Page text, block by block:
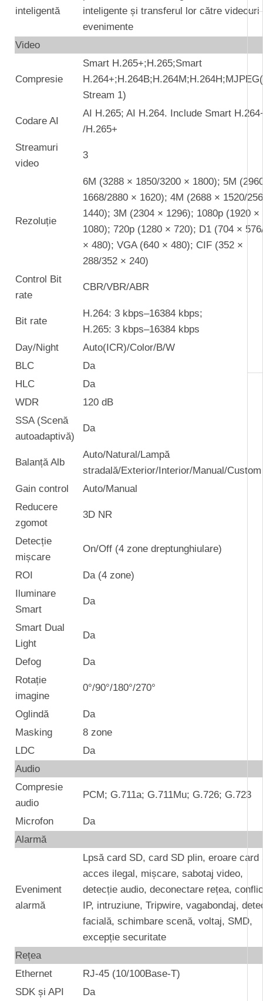
inteligentă
inteligente și transferul lor către videouri
evenimente
Video
Compresie
Smart H.265+;H.265;Smart
Stream 1)
Codare AI
AI H.265; AI H.264. Include Smart
/H.265+
Streamuri
video
3
Rezoluție
6M (3288 × 1850/3200 × 1800); 5M
1668/2880 × 1620); 4M (2688 × 1520/
1440); 3M (2304 × 1296); 1080p (1920 ×
1080); 720p (1280 × 720); D1 (704 ×
× 480); VGA (640 × 480); CIF (352 ×
288/352 × 240)
Control Bit
rate
CBR/VBR/ABR
Bit rate
H.264: 3 kbps–16384 kbps;
H.265: 3 kbps–16384 kbps
Day/Night
Auto(ICR)/Color/B/W
BLC
Da
HLC
Da
WDR
120 dB
SSA (Scenă
autoadaptivă)
Da
Balanță Alb
Auto/Natural/Lampă
stradală/Exterior/Interior/Manual/Custom
Gain control
Auto/Manual
Reducere
zgomot
3D NR
Detecție
mișcare
On/Off (4 zone dreptunghiulare)
ROI
Da (4 zone)
Iluminare
Smart
Da
Smart Dual
Light
Da
Defog
Da
Rotație
imagine
0°/90°/180°/270°
Oglindă
Da
Masking
8 zone
LDC
Da
Audio
Compresie
audio
PCM; G.711a; G.711Mu; G.726; G.723
Microfon
Da
Alarmă
Eveniment
alarmă
Lpsă card SD, card SD plin, eroare card
acces ilegal, mișcare, sabotaj video,
detecție audio, deconectare rețea,
IP, intruziune, Tripwire, vagabondaj,
facială, schimbare scenă, voltaj, SMD,
excepție securitate
Rețea
Ethernet
RJ-45 (10/100Base-T)
SDK și API
Da